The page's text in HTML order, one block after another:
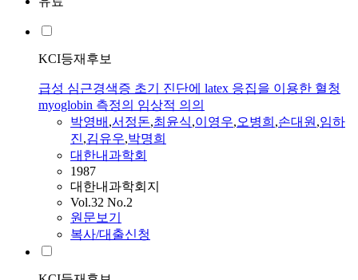
KCI등재후보
급성 심근경색증 초기 진단에 latex 응집을 이용한 혈청
myoglobin 측정의 임상적 의의
박영배 ,서정돈,최윤식,이영우,오병희 ,손대원,임하
진,김유우,박명희
대한내과학회
1987
대한내과학회지
Vol.32 No.2
원문보기
복사/대출신청